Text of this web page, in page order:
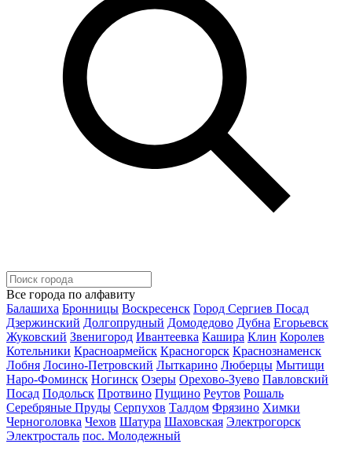
Все города по алфавиту
Балашиха Бронницы Воскресенск Город Сергиев Посад
Дзержинский Долгопрудный Домодедово Дубна Егорьевск
Жуковский Звенигород Ивантеевка Кашира Клин Королев
Котельники Красноармейск Красногорск Краснознаменск
Лобня Лосино-Петровский Лыткарино Люберцы Мытищи
Наро-Фоминск Ногинск Озеры Орехово-Зуево Павловский
Посад Подольск Протвино Пущино Реутов Рошаль
Серебряные Пруды Серпухов Талдом Фрязино Химки
Черноголовка Чехов Шатура Шаховская Электрогорск
Электросталь пос. Молодежный